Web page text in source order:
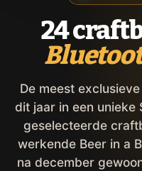
24
De meest
dit jaar in een unieke
geselecteerde
werkende Beer in a
na december